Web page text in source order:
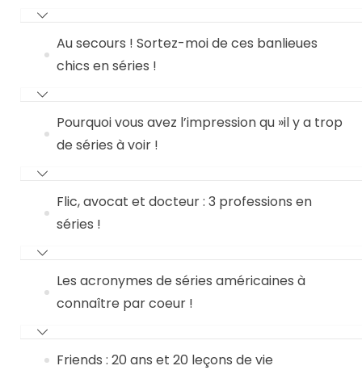
Au secours ! Sortez-moi de ces banlieues
chics en séries !
Pourquoi vous avez l’impression qu »il y a trop
de séries à voir !
Flic, avocat et docteur : 3 professions en
séries !
Les acronymes de séries américaines à
connaître par coeur !
Friends : 20 ans et 20 leçons de vie